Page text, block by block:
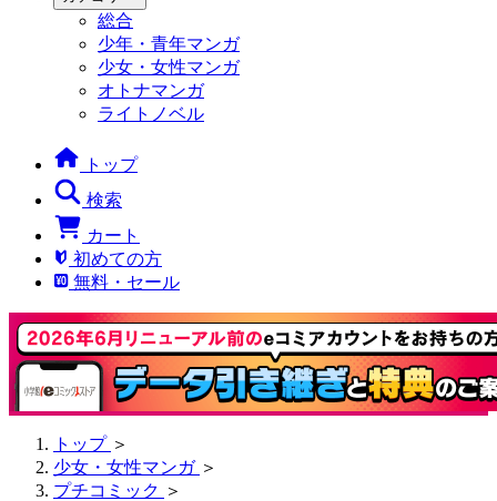
総合
少年・青年マンガ
少女・女性マンガ
オトナマンガ
ライトノベル
トップ
検索
カート
初めての方
無料・セール
トップ ＞
少女・女性マンガ ＞
プチコミック ＞